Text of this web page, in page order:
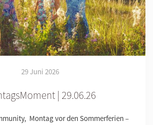
29 Juni 2026
| 29.06.26
Montag vor den Sommerferien –